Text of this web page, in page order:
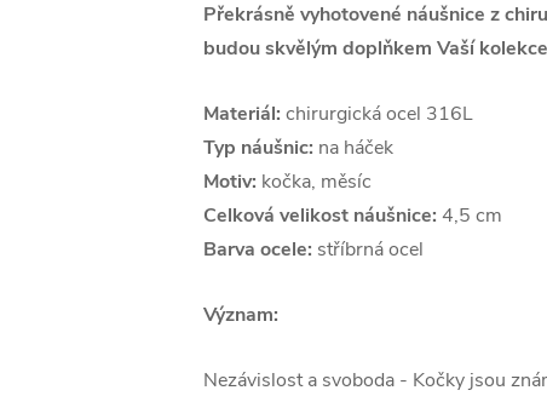
Překrásně vyhotovené náušnice z
budou skvělým doplňkem Vaší
Materiál: chirurgická ocel 316L
Typ náušnic: na háček
Motiv: kočka, měsíc
Celková velikost náušnice: 4,5 cm
Barva ocele: stříbrná ocel
Význam:
Nezávislost a svoboda - Kočky jsou